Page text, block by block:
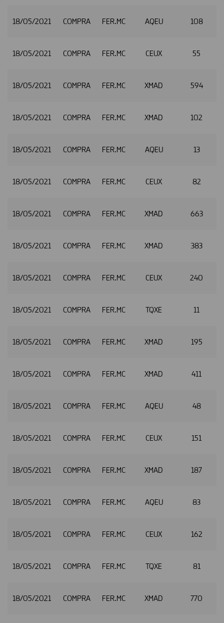
18/05/2021 COMPRA FER.MC AQEU 108
18/05/2021 COMPRA FER.MC CEUX 55
18/05/2021 COMPRA FER.MC XMAD 594
18/05/2021 COMPRA FER.MC XMAD 102
18/05/2021 COMPRA FER.MC AQEU 13
18/05/2021 COMPRA FER.MC CEUX 82
18/05/2021 COMPRA FER.MC XMAD 663
18/05/2021 COMPRA FER.MC XMAD 383
18/05/2021 COMPRA FER.MC CEUX 240
18/05/2021 COMPRA FER.MC TQXE 11
18/05/2021 COMPRA FER.MC XMAD 195
18/05/2021 COMPRA FER.MC XMAD 411
18/05/2021 COMPRA FER.MC AQEU 48
18/05/2021 COMPRA FER.MC CEUX 151
18/05/2021 COMPRA FER.MC XMAD 187
18/05/2021 COMPRA FER.MC AQEU 83
18/05/2021 COMPRA FER.MC CEUX 162
18/05/2021 COMPRA FER.MC TQXE 81
18/05/2021 COMPRA FER.MC XMAD 770